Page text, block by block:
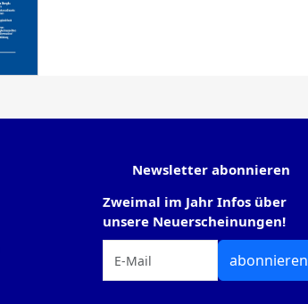
Newsletter abonnieren
Zweimal im Jahr Infos über
unsere Neuerscheinungen!
abonnieren